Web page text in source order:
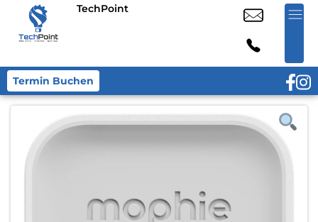
TechPoint
Termin Buchen